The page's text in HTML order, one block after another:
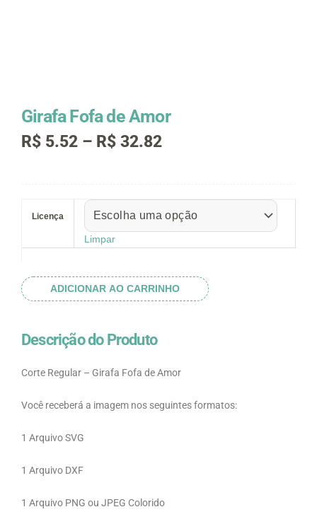
Girafa Fofa de Amor
R$ 5.52 – R$ 32.82Faixa
através
R$ 32.82
Licença
Limpar
ADICIONAR AO CARRINHO
Descrição do Produto
Corte Regular – Girafa Fofa de Amor
Você receberá a imagem nos seguintes formatos:
1 Arquivo SVG
1 Arquivo DXF
1 Arquivo PNG ou JPEG Colorido